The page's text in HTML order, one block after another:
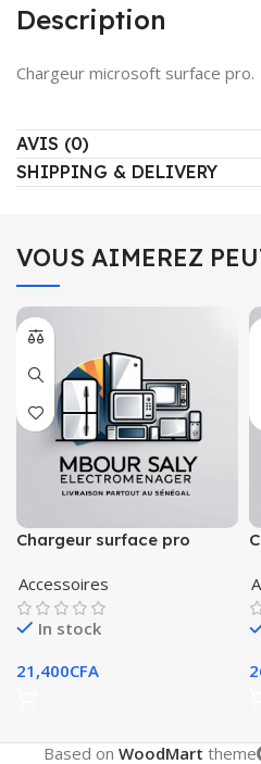
Description
Chargeur microsoft surface pro.
AVIS (0)
SHIPPING & DELIVERY
VOUS AIMEREZ
Chargeur surface pro
Accessoires
In stock
21,400CFA
Based on WoodMart theme